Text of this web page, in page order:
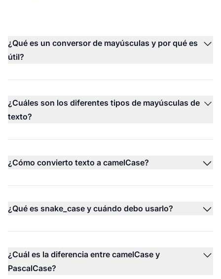
¿Qué es un conversor de mayúsculas y por qué es
útil?
¿Cuáles son los diferentes tipos de mayúsculas de
texto?
¿Cómo convierto texto a camelCase?
¿Qué es snake_case y cuándo debo usarlo?
¿Cuál es la diferencia entre camelCase y
PascalCase?